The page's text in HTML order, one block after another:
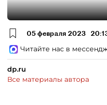
05 февраля 2023
Читайте нас в
dp.ru
Все материалы автора